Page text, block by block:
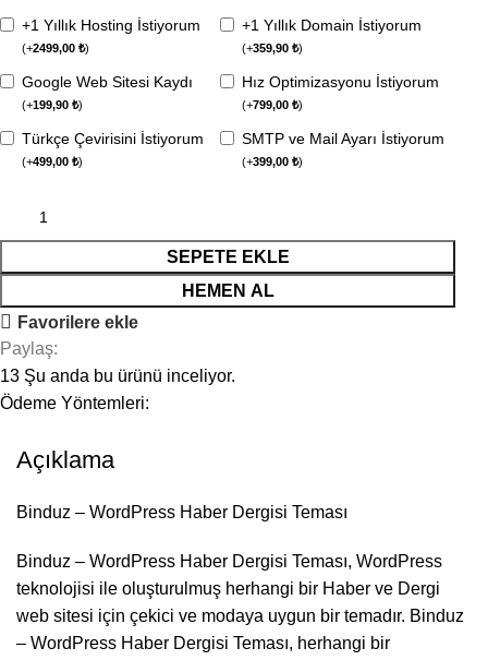
+1 Yıllık Hosting İstiyorum
(+2499,00₺)
+1 Yıllık Domain İstiyorum
(+359,90₺)
Google Web Sitesi Kaydı
(+199,90₺)
Hız Optimizasyonu İstiyorum
(+799,00₺)
Türkçe Çevirisini İstiyorum
(+499,00₺)
SMTP ve Mail Ayarı İstiyorum
(+399,00₺)
SEPETE EKLE
HEMEN AL
Favorilere ekle
Paylaş:
13 Şu anda bu ürünü inceliyor.
Ödeme Yöntemleri:
Açıklama
Binduz – WordPress Haber Dergisi Teması
Binduz – WordPress Haber Dergisi Teması, WordPress
teknolojisi ile oluşturulmuş herhangi bir Haber ve Dergi
web sitesi için çekici ve modaya uygun bir temadır. Binduz
– WordPress Haber Dergisi Teması, herhangi bir